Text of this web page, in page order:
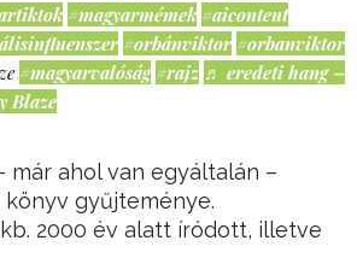
#magyarmémek #aicontent
#orbánviktor #orbanviktor
#magyarvalóság #rajz ♬ eredeti hang –
Blaze
már ahol van egyáltalán –
gyűjteménye.
2000 év alatt íródott, illetve